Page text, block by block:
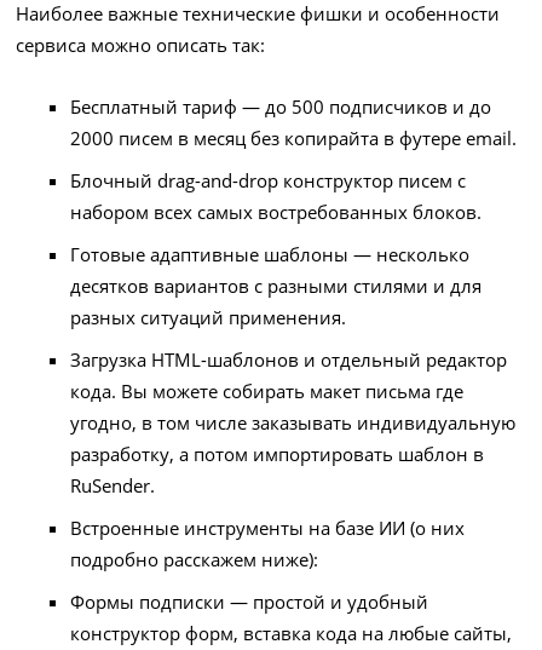
Наиболее важные технические фишки и особенности
сервиса можно описать так:
Бесплатный тариф — до 500 подписчиков и до
2000 писем в месяц без копирайта в футере email.
Блочный drag-and-drop конструктор писем с
набором всех самых востребованных блоков.
Готовые адаптивные шаблоны — несколько
десятков вариантов с разными стилями и для
разных ситуаций применения.
Загрузка HTML-шаблонов и отдельный редактор
кода. Вы можете собирать макет письма где
угодно, в том числе заказывать индивидуальную
разработку, а потом импортировать шаблон в
RuSender.
Встроенные инструменты на базе ИИ (о них
подробно расскажем ниже):
Формы подписки — простой и удобный
конструктор форм, вставка кода на любые сайты,